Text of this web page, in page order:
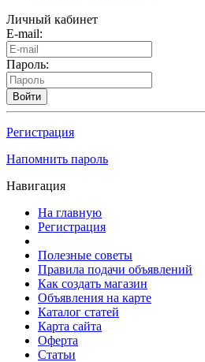
Личный кабинет
E-mail:
Пароль:
Войти
Регистрация
Напомнить пароль
Навигация
На главную
Регистрация
Полезные советы
Правила подачи объявлений
Как создать магазин
Объявления на карте
Каталог статей
Карта сайта
Оферта
Статьи